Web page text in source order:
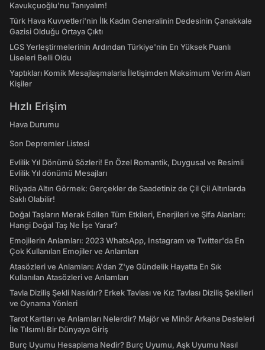
Kavukçuoğlu'nu Tanıyalım!
Türk Hava Kuvvetleri'nin İlk Kadın Generalinin Dedesinin Çanakkale
Gazisi Olduğu Ortaya Çıktı
LGS Yerleştirmelerinin Ardından Türkiye'nin En Yüksek Puanlı
Liseleri Belli Oldu
Yaptıkları Komik Mesajlaşmalarla İletişimden Maksimum Verim Alan
Kişiler
Hızlı Erişim
Hava Durumu
Son Depremler Listesi
Evlilik Yıl Dönümü Sözleri! En Özel Romantik, Duygusal ve Resimli
Evlilik Yıl dönümü Mesajları
Rüyada Altın Görmek: Gerçekler de Saadetiniz de Çil Çil Altınlarda
Saklı Olabilir!
Doğal Taşların Merak Edilen Tüm Etkileri, Enerjileri ve Şifa Alanları:
Hangi Doğal Taş Ne İşe Yarar?
Emojilerin Anlamları: 2023 WhatsApp, Instagram ve Twitter'da En
Çok Kullanılan Emojiler ve Anlamları
Atasözleri ve Anlamları: A'dan Z'ye Gündelik Hayatta En Sık
Kullanılan Atasözleri ve Anlamları
Tavla Diziliş Şekli Nasıldır? Erkek Tavlası ve Kız Tavlası Diziliş Şekilleri
ve Oynama Yönleri
Tarot Kartları ve Anlamları Nelerdir? Majör ve Minör Arkana Desteleri
İle Tılsımlı Bir Dünyaya Giriş
Burç Uyumu Hesaplama Nedir? Burç Uyumu, Aşk Uyumu Nasıl